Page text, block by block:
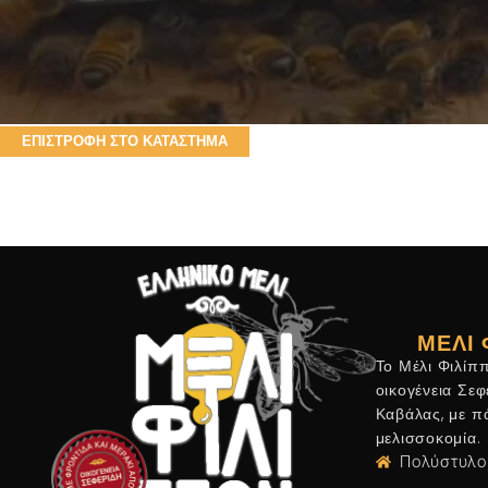
Before proceed to checkout you must add some products to your
cart. You will find a lot of interesting products on our "Shop" page.
ΕΠΙΣΤΡΟΦΉ ΣΤΟ ΚΑΤΆΣΤΗΜΑ
ΜΈΛΙ
Το Μέλι
οικογένεια
Καβάλας, με
μελισσοκομία.